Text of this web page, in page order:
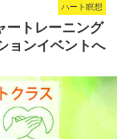
ハート瞑想
ートレーニング
ョンイベントへ